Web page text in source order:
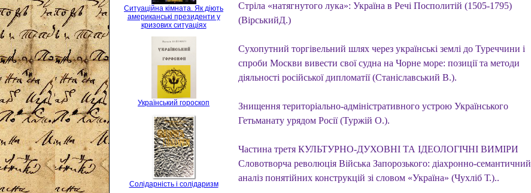
Ситуаційна кімната. Як діють
американські президенти у
кризових ситуаціях
Український гороскоп
Солідарність і солідаризм
Стріла «натягнутого лука»: Україна в Речі Посполитій (1505-1795)
(ВірськийД.)
Сухопутний торгівельний шлях через українські землі до Туреччини і
спроби Москви вивести свої судна на Чорне море: позиції та методи
діяльності російської дипломатії (Станіславський В.).
Знищення територіально-адміністративного устрою Українського
Гетьманату урядом Росії (Туржій О.).
Частина третя КУЛЬТУРНО-ДУХОВНІ ТА ІДЕОЛОГІЧНІ ВИМІРИ
Словотворча революція Війська Запорозького: діахронно-семантичний
аналіз понятійних конструкцій зі словом «Україна» (Чухліб Т.)..